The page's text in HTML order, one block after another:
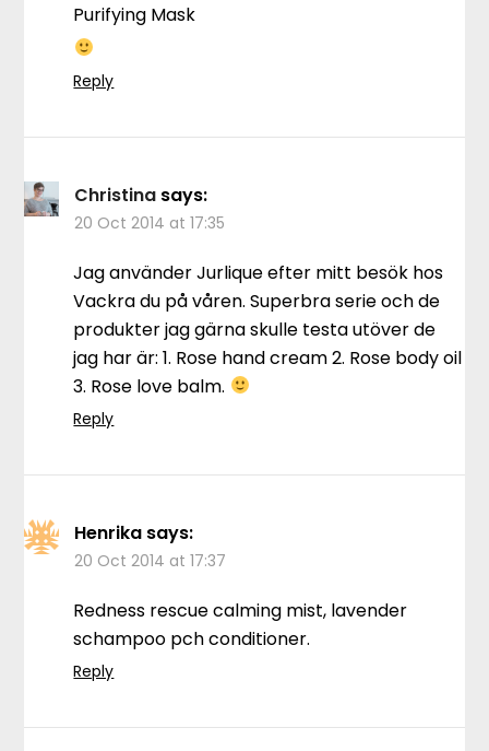
Purifying Mask
Reply
Christina says:
20 Oct 2014 at 17:35
Jag använder Jurlique efter mitt besök hos
Vackra du på våren. Superbra serie och de
produkter jag gärna skulle testa utöver de
jag har är: 1. Rose hand cream 2. Rose body oil
3. Rose love balm.
Reply
Henrika says:
20 Oct 2014 at 17:37
Redness rescue calming mist, lavender
schampoo pch conditioner.
Reply